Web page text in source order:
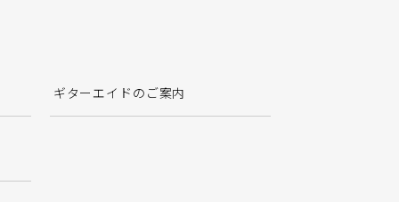
ギターエイドのご案内